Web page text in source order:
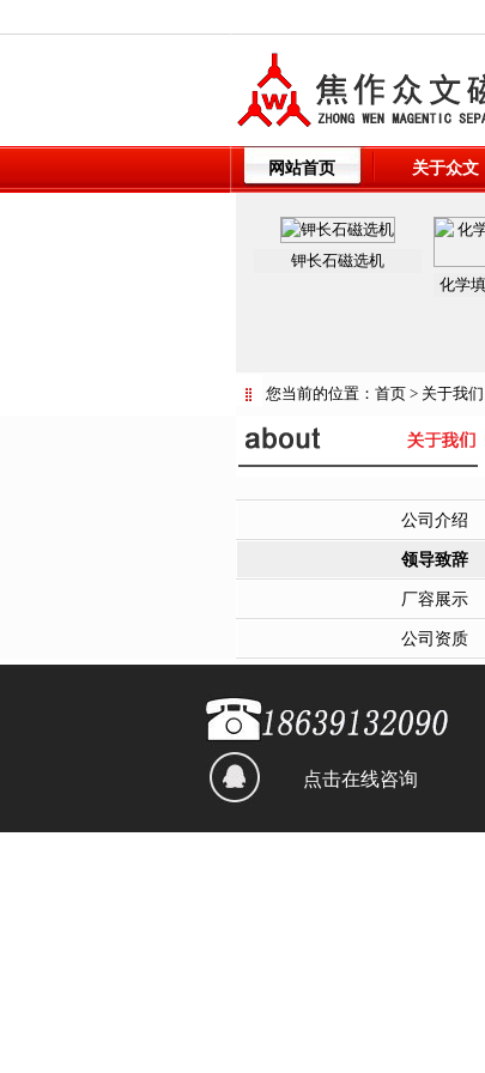
网站首页 关于众文
钾长石磁选机
化学
您当前的位置： 首页 > 关于我们
公司介绍
领导致辞
厂容展示
公司资质
点击在线咨询